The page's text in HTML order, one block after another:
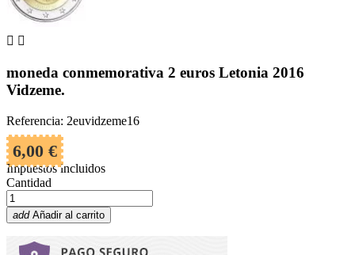
 
moneda conmemorativa 2 euros Letonia 2016
Vidzeme.
Referencia: 2euvidzeme16
6,00 €
Impuestos incluidos
Cantidad
add Añadir al carrito